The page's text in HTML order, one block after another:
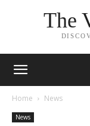
The
Home News
News